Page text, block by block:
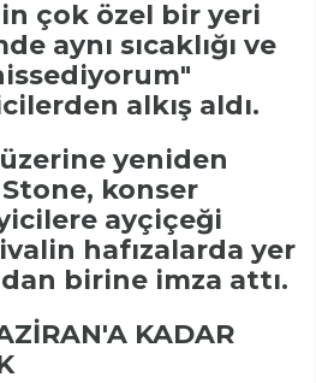
çok özel bir yeri
aynı sıcaklığı ve
alkış aldı.
yeniden
konser
ayçiçeği
hafızalarda yer
birine imza attı.
KADAR